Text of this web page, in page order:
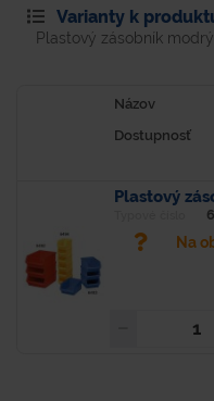
Varianty k
Plastový zásobník modrý
Názov
Dostupnosť
Plastový
Na